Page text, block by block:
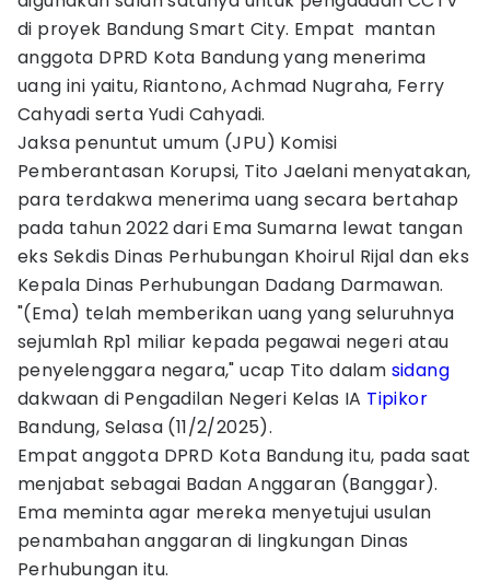
di proyek Bandung Smart City. Empat mantan
anggota DPRD Kota Bandung yang menerima
uang ini yaitu, Riantono, Achmad Nugraha, Ferry
Cahyadi serta Yudi Cahyadi.
Jaksa penuntut umum (JPU) Komisi
Pemberantasan Korupsi, Tito Jaelani menyatakan,
para terdakwa menerima uang secara bertahap
pada tahun 2022 dari Ema Sumarna lewat tangan
eks Sekdis Dinas Perhubungan Khoirul Rijal dan eks
Kepala Dinas Perhubungan Dadang Darmawan.
"(Ema) telah memberikan uang yang seluruhnya
sejumlah Rp1 miliar kepada pegawai negeri atau
penyelenggara negara," ucap Tito dalam sidang
dakwaan di Pengadilan Negeri Kelas IA Tipikor
Bandung, Selasa (11/2/2025).
Empat anggota DPRD Kota Bandung itu, pada saat
menjabat sebagai Badan Anggaran (Banggar).
Ema meminta agar mereka menyetujui usulan
penambahan anggaran di lingkungan Dinas
Perhubungan itu.